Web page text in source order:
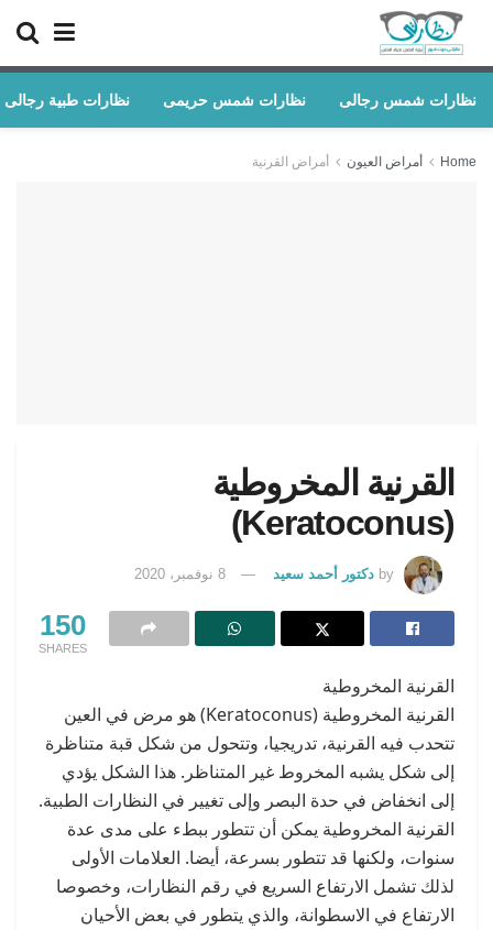
نظارات شمس رجالى نظارات شمس حريمى نظارات طبية رجالى
Home أمراض العيون أمراض القرنية
القرنية المخروطية
(Keratoconus)
by دكتور أحمد سعيد 8 نوفمبر، 2020
150
SHARES
القرنية المخروطية
القرنية المخروطية (Keratoconus) هو مرض في العين
تتحدب فيه القرنية، تدريجيا، وتتحول من شكل قبة متناظرة
إلى شكل يشبه المخروط غير المتناظر. هذا الشكل يؤدي
إلى انخفاض في حدة البصر وإلى تغيير في النظارات الطبية.
القرنية المخروطية يمكن أن تتطور ببطء على مدى عدة
سنوات، ولكنها قد تتطور بسرعة، أيضا. العلامات الأولى
لذلك تشمل الارتفاع السريع في رقم النظارات، وخصوصا
الارتفاع في الاسطوانة، والذي يتطور في بعض الأحيان